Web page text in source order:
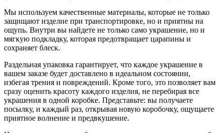
Мы используем качественные материалы, которые не только
защищают изделие при транспортировке, но и приятны на
ощупь. Внутри вы найдете не только само украшение, но и
мягкую подкладку, которая предотвращает царапины и
сохраняет блеск.
Раздельная упаковка гарантирует, что каждое украшение в
вашем заказе будет доставлено в идеальном состоянии,
избегая трения и повреждений. Кроме того, это позволяет вам
сразу оценить красоту каждого изделия, не перебирая все
украшения в одной коробке. Представьте: вы получаете
посылку, и каждый раз, открывая новую коробочку, ощущаете
приятное волнение и предвкушение.